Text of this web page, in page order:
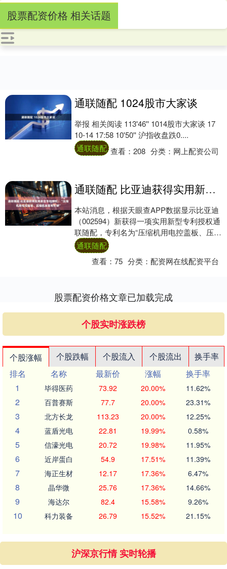
股票配资价格 相关话题
通联随配 1024股市大家谈
举报 相关阅读 113'46'' 1014股市大家谈 17
10-14 17:58 10'50'' 沪指收盘跌0....
通联随配 查看：208 分类： 网上配资公司
通联随配 比亚迪获得实用新型专利授权：“压缩机用电控盖板、压缩机装置和车辆”
本站消息，根据天眼查APP数据显示比亚迪
（002594）新获得一项实用新型专利授权通
联随配，专利名为“压缩机用电控盖板、压缩
机装置和车辆”，专利申请号为CN20....
通联随配
查看：75 分类：配资网在线配资平台
股票配资价格文章已加载完成
个股实时涨跌榜
个股涨幅 个股跌幅 个股流入 个股流出
换手率
排名
名称 最新价 涨幅
换手率
1
毕得医药 73.92 20.00% 11.62%
2 百普赛斯 77.7 20.00% 23.31%
3 北方长龙 113.23 20.00% 12.25%
4 蓝盾光电 22.81 19.99% 0.58%
5 信濠光电 20.72 19.98% 11.95%
6 近岸蛋白 54.9 17.51% 11.39%
7 海正生材 12.17 17.36% 6.47%
8 晶华微 25.76 17.36% 14.66%
9 海达尔 82.4 15.58% 9.26%
10 科力装备 26.79 15.52% 21.15%
沪深京行情 实时轮播